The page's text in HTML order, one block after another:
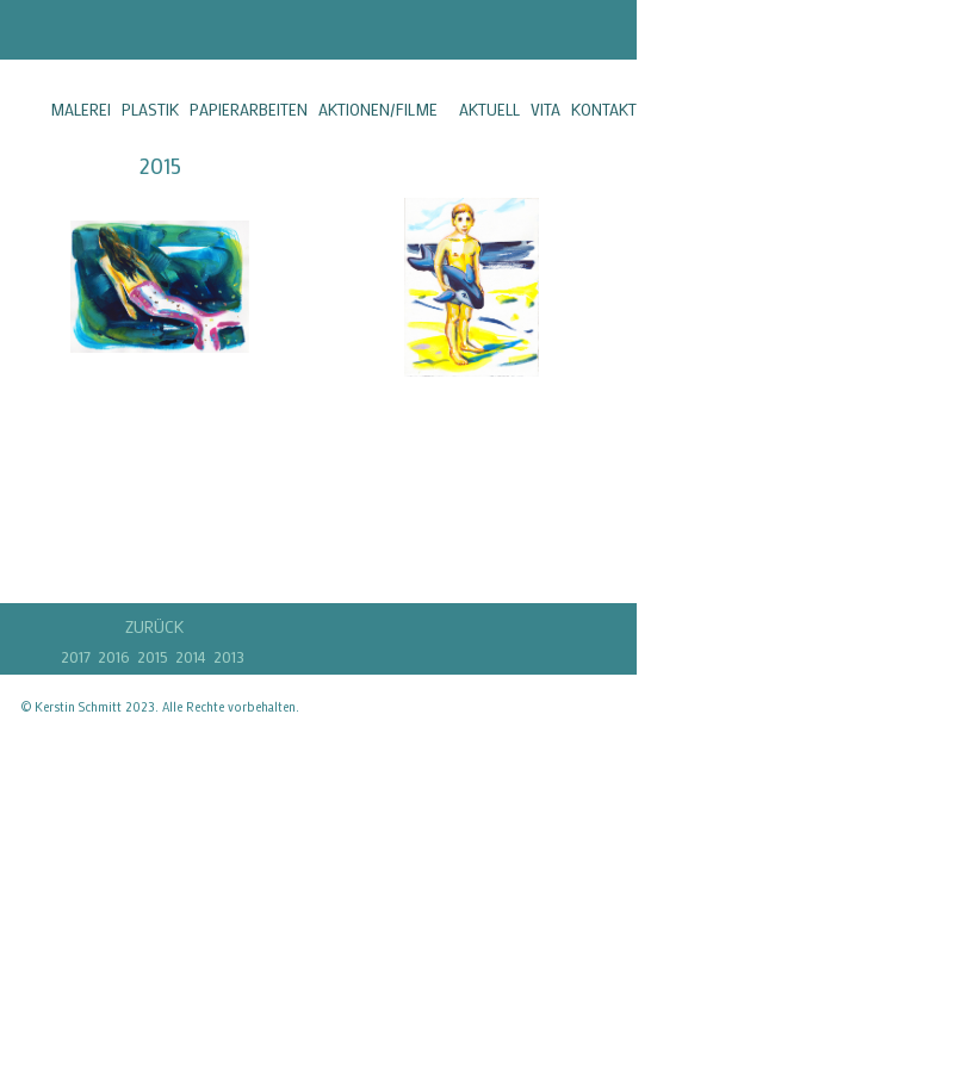
MALEREI PLASTIK PAPIERARBEITEN AKTIONEN/FILME AKTUELL VITA KONTAKT
2015
ZURÜCK
2017 2016 2015 2014 2013
© Kerstin Schmitt 2023. Alle Rechte vorbehalten.